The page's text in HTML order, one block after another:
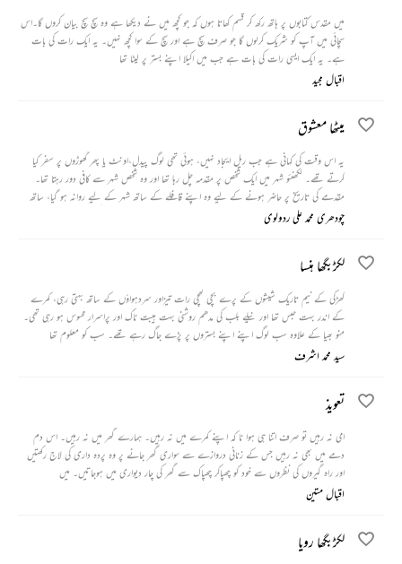
میں مقدس کتابوں پر ہاتھ رکھ کر قسم کھاتا ہوں کہ جو کچھ میں نے دیکھا ہے وہ سچ سچ بیان کروں گا۔اس
سچائی میں آپ کو شریک کرلوں گا جو صرف سچ ہے اور سچ کے سوا کچھ نہیں۔ یہ ایک رات کی بات
ہے۔ یہ ایک ایسی رات کی بات ہے جب میں اکیلا اپنے بستر پر لیٹا تھا
اقبال مجید
میٹھا معشوق
یہ اس وقت کی کہانی ہے جب ریل ایجاد نہیں، ہوئی تھی لوگ پیدل،اونٹ یا پھر گھوڑوں پر سفر کیا
کرتے تھے۔ لکھنئو شہر میں ایک شخص پر مقدمہ چل رہا تھا اور وہ شخص شہر سے کافی دور رہتا تھا۔
مقدمے کی تاریخ پر حاضر ہونے کے لیے وہ اپنے قافلے کے ساتھ شہر کے لیے روانہ ہو گیا، ساتھ
میں نذرانے کے طور پر میٹھائی کا ٹوکرا بھی تھا۔ پورے راستے اس میٹھے معشوق کی وجہ سے انھیں کچھ
چودھری محمد علی ردولوی
لکڑبگھا ہنسا
کھڑکی کے نیم تاریک شیشوں کے پرے بچی کھچی رات تیزاور سردہواؤں کے ساتھ بہتی رہی، کمرے
کے اندر بہت حبس تھا اور نیلے بلب کی مدھم روشنی بہت ہیبت ناک اور پراسرار محسوس ہو رہی تھی۔
منو بھیا کے علاوہ سب لوگ اپنے اپنے بستروں پر پڑے جاگ رہے تھے۔ سب کو معلوم تھا
سید محمد اشرف
تعویذ
امی نہ رہیں تو صرف اتنا ہی ہوا نا کہ اپنے کمرے میں نہ رہیں۔ ہمارے گھر میں نہ رہیں۔ اس دم
دمے میں بھی نہ رہیں جس کے زنانی دروازے سے سواری گھر جانے پر وہ پردہ داری کی لاج رکھتیں
اور راہ گیروں کی نظروں سے خود کو چھپاکر چھپاک سے گھر کی چار دیواری میں ہوجاتیں۔ میں
اقبال متین
لکڑبگھا رویا